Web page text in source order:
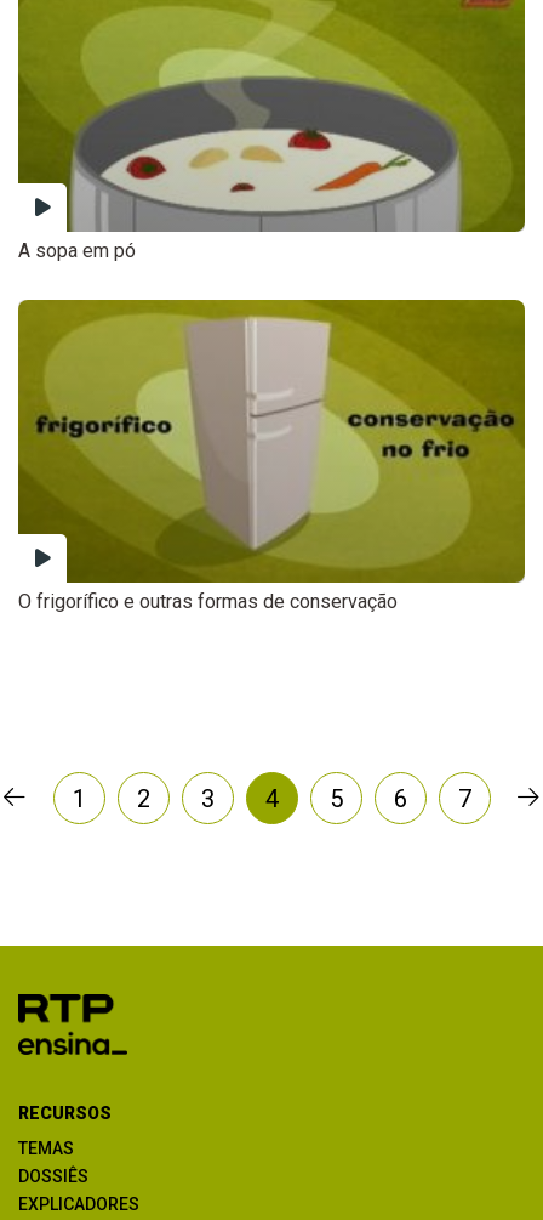
A sopa em pó
O frigorífico e outras formas de conservação
1 2 3 4 5 6 7
RECURSOS
TEMAS
DOSSIÊS
EXPLICADORES